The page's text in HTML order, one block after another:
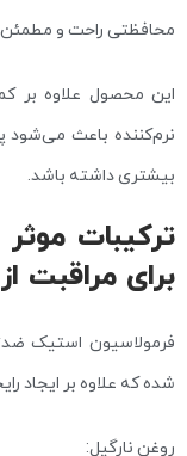
محافظتی راحت و مطمئن
این محصول علاوه بر
نرم‌کننده باعث
بیشتری داشته باشد.
ترکیبات
برای مراقبت
فرمولاسیون استیک
شده که علاوه بر ایجاد
روغن نارگیل: